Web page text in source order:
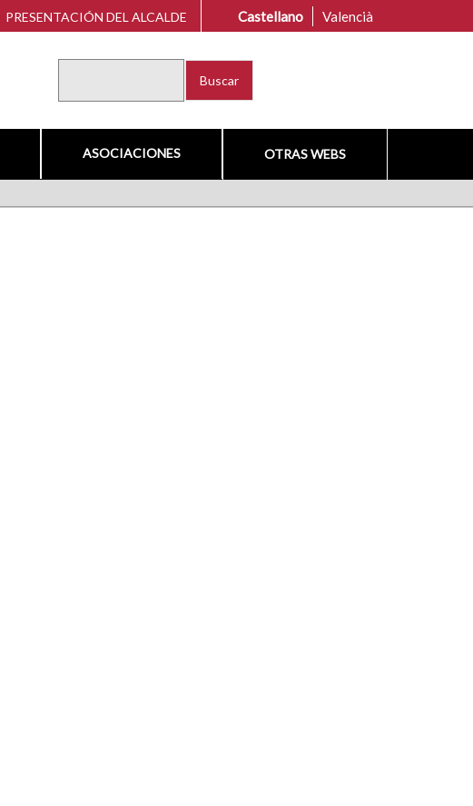
PRESENTACIÓN DEL ALCALDE Castellano Valencià
ASOCIACIONES OTRAS WEBS